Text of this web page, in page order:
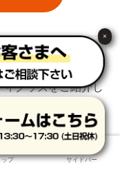
ィグッズをご紹介し
ップ サイドバー
×